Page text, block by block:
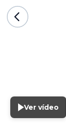
Ver vídeo